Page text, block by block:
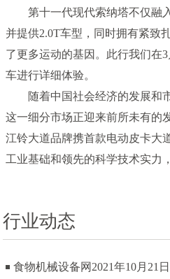
第十一代现代索纳塔不仅融入
并提供2.0T车型，同时拥有紧致
了更多运动的基因。此行我们在
车进行详细体验。
随着中国社会经济的发展和
这一细分市场正迎来前所未有的
江铃大道品牌携首款电动皮卡大
工业基础和领先的科学技术实力，
行业动态
食物机械设备网2021年10月21